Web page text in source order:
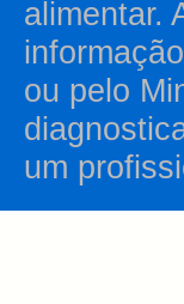
alimentar.
ou pelo
um